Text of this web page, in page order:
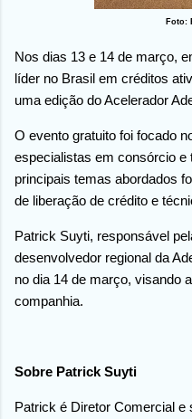
Foto:
Nos dias 13 e 14 de março,
líder no Brasil em créditos
uma edição do Acelerador
O evento gratuito foi focado
especialistas em consórcio e
principais temas abordados
de liberação de crédito e
Patrick Suyti, responsável
desenvolvedor regional da
no dia 14 de março, visando
companhia.
Sobre Patrick Suyti
Patrick é Diretor Comercial e